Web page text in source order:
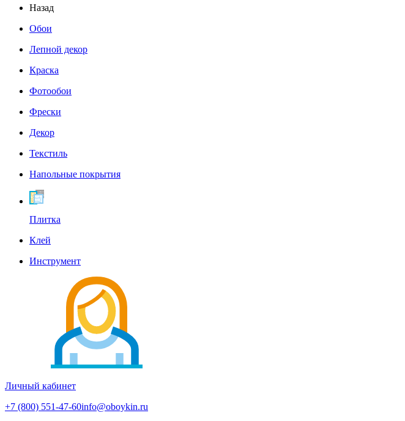
Назад
Обои
Лепной декор
Краска
Фотообои
Фрески
Декор
Текстиль
Напольные покрытия
Плитка
Клей
Инструмент
Личный кабинет
+7 (800) 551-47-60info@oboykin.ru